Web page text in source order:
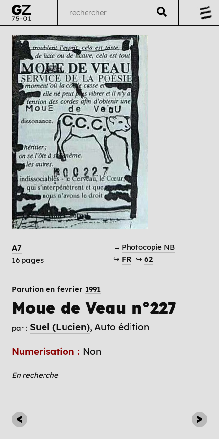
A7
16 pages
→ Photocopie NB
↪ FR ↪ 62
Parution en fevrier 1991
Moue de Veau n°227
par : Suel (Lucien) Auto édition
Numerisation : Non
En recherche